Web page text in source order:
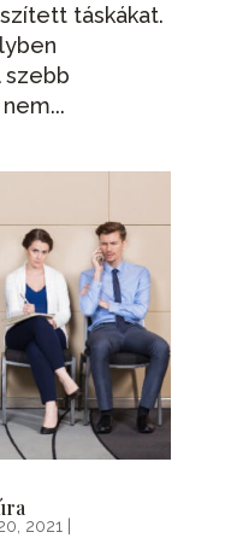
táskákat.
szebb
2021